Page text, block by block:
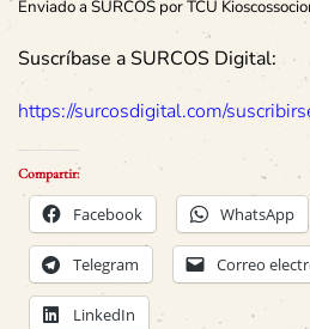
Enviado a SURCOS por TCU
Suscríbase a SURCOS Digital:
https://surcosdigital.com/
Compartir:
Facebook WhatsApp
Telegram Correo
LinkedIn